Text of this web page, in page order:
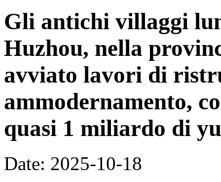
Gli antichi villaggi
Huzhou, nella
avviato lavori di
ammodernamento,
quasi 1 miliardo di
Date: 2025-10-18